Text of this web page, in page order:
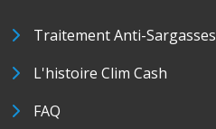
Traitement Anti-Sargasses
L'histoire Clim Cash
FAQ